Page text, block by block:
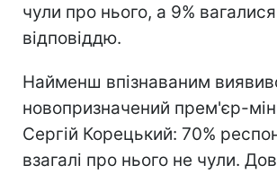
чули про нього, а 9%
відповіддю.
Найменш впізнаваним
новопризначений прем'єр-
Сергій Корецький: 70%
взагалі про нього не чули.